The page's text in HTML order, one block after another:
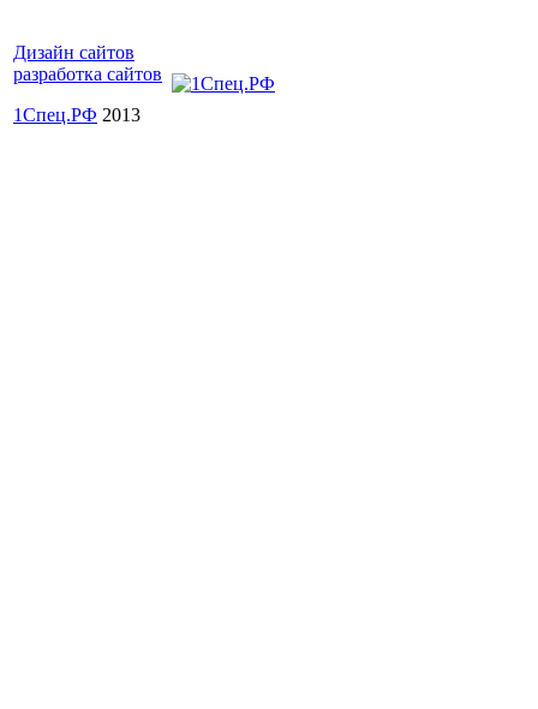
Дизайн сайтов
разработка сайтов
1Спец.РФ 2013